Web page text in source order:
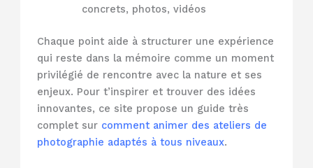
concrets, photos, vidéos
Chaque point aide à structurer une expérience
qui reste dans la mémoire comme un moment
privilégié de rencontre avec la nature et ses
enjeux. Pour t’inspirer et trouver des idées
innovantes, ce site propose un guide très
complet sur comment animer des ateliers de
photographie adaptés à tous niveaux.